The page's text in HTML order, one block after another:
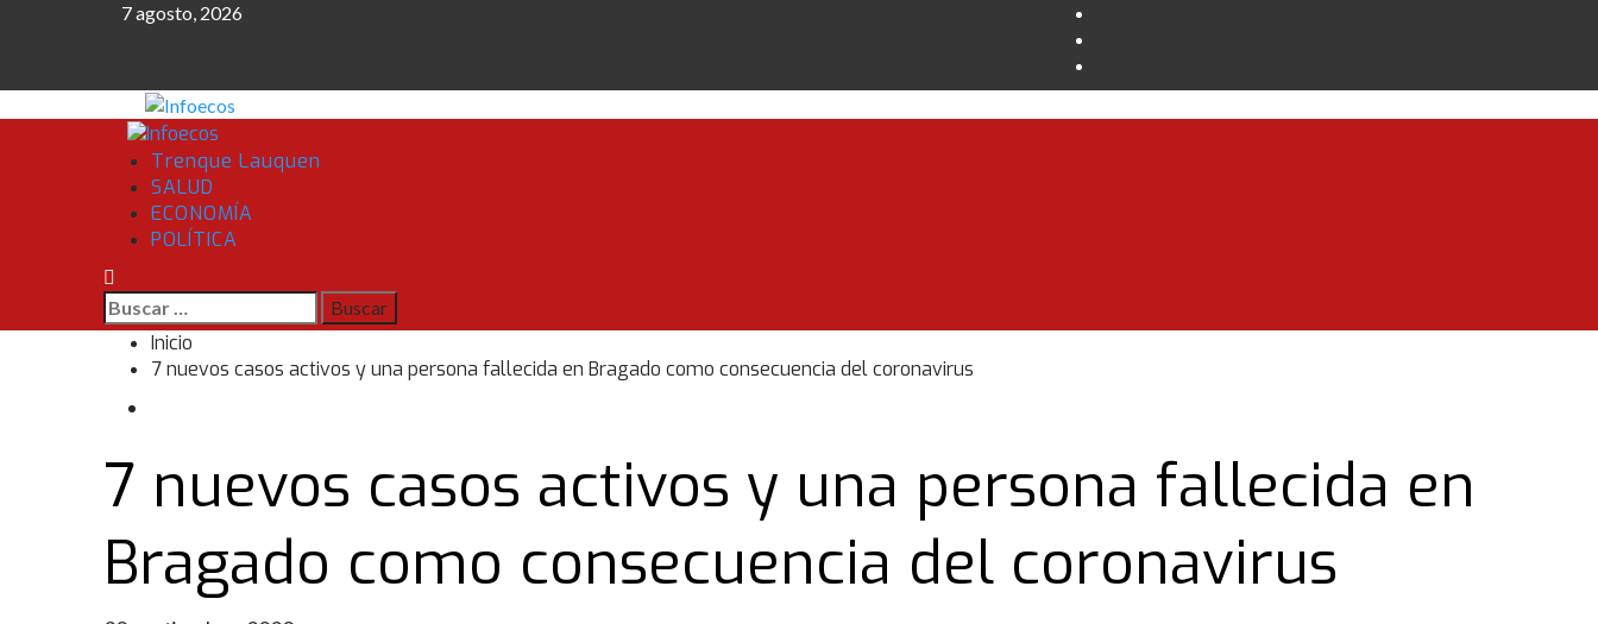
7 agosto, 2026
Menú
primarioTrenque Lauquen
SALUD
ECONOMÍA
POLÍTICA
Buscar:
Inicio
7 nuevos casos activos y una persona fallecida en Bragado como consecuencia del coronavirus
7 nuevos casos activos y una persona fallecida en
Bragado como consecuencia del coronavirus